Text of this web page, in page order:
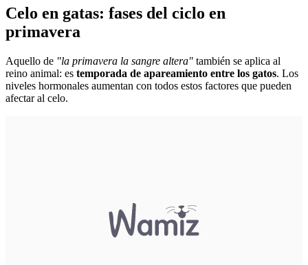
Celo en gatas: fases del ciclo en
primavera
Aquello de "la primavera la sangre altera" también se aplica al
reino animal: es temporada de apareamiento entre los gatos. Los
niveles hormonales aumentan con todos estos factores que pueden
afectar al celo.